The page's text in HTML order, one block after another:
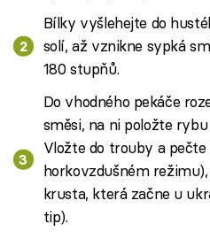
Bílky vyšlehejte do
solí, až vznikne sypká
180 stupňů.
Do vhodného pekáče
směsi, na ni položte
Vložte do trouby a pečte
horkovzdušném
krusta, která začne u
tip).